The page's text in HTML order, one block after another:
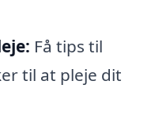
Få tips til
til at pleje dit